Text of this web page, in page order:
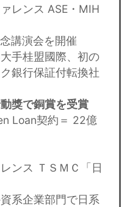
レンス ASE・MIH
講演会を開催
手桂盟國際、初の
銀行保証付転換社
獎で銅賞を受賞
Loan契約＝ 22億
ンス ＴＳＭＣ「日
系企業部門で日系